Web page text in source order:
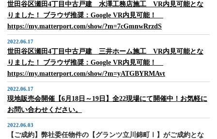
世田谷区瀬田4丁目中古戸建 水澤工務店施工 VR内見可能とな
りました！ ブラウザ推奨：Google VR内見可能！
https://my.matterport.com/show/?m=7cGmnwRrzdS
2022.06.17
世田谷区瀬田4丁目中古戸建 三井ホーム施工 VR内見可能とな
りました！ ブラウザ推奨：Google VR内見可能！
https://my.matterport.com/show/?m=yATGBYRMAvt
2022.06.17
現地販売会開催【6月18日～19日】全22現場にて開催中！お気軽に
お問い合わせください。
2022.06.03
【ご成約】弊社委任物件の【グランツ立川錦町Ⅰ】がご成約とな